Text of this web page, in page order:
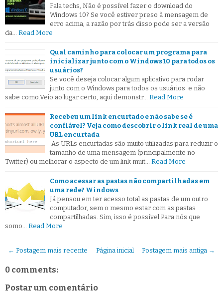
Fala techs, Não é possível fazer o download do
Windows 10? Se você estiver preso à mensagem de
erro acima, a razão por trás disso pode ser a versão
da…
Read More
Qual caminho para colocar um programa para
inicializar junto com o Windows 10 para todos os
usuários?
Se você deseja colocar algum aplicativo para rodar
junto com o Windows para todos os usuários e não
sabe como.Veio ao lugar certo, aqui demonstr…
Read More
Recebeu um link encurtado e não sabe se é
confiável? Veja como descobrir o link real de uma
URL encurtada
As URLs encurtadas são muito utilizadas para reduzir o
tamanho de uma mensagem (principalmente no
Twitter) ou melhorar o aspecto de um link muit…
Read More
Como acessar as pastas não compartilhadas em
uma rede? Windows
Já pensou em ter acesso total as pastas de um outro
computador, sem o mesmo estar com as pastas
compartilhadas. Sim, isso é possível.Para nós que
somo…
Read More
← Postagem mais recente Postagem mais antiga →
Página inicial
0 comments:
Postar um comentário